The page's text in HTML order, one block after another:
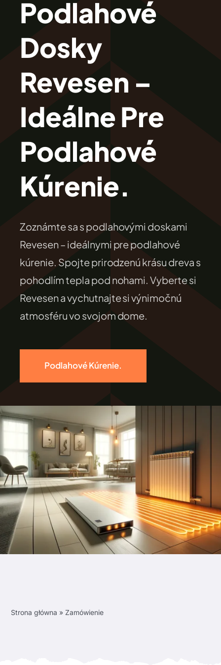
Revesen
Kolekcie
Trieda Podláh
Záštitu
Cennik
Galéria
FILEXO
Kontakt
Podlahové
Dosky
Revesen –
Ideálne Pre
Podlahové
Kúrenie.
Zoznámte sa s podlahovými doskami
Revesen – ideálnymi pre podlahové
kúrenie. Spojte prirodzenú krásu dreva s
pohodlím tepla pod nohami. Vyberte si
Revesen a vychutnajte si výnimočnú
atmosféru vo svojom dome.
Podlahové Kúrenie.
Strona główna »Zamówienie